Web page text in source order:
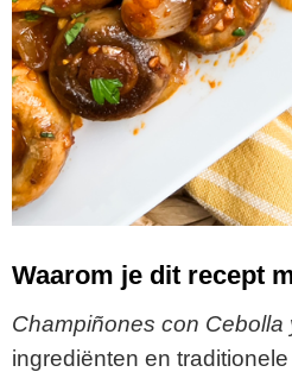
Waarom je dit recept
Champiñones con Cebolla
ingrediënten en